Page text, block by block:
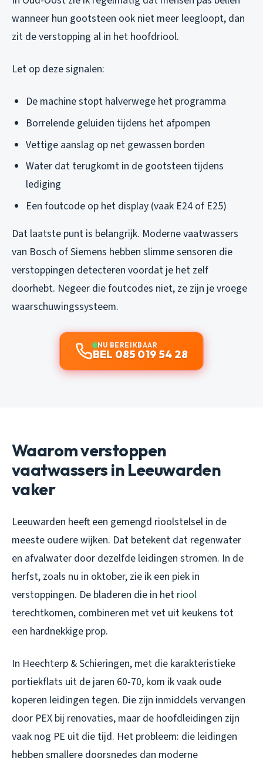
wanneer hun gootsteen ook niet meer leegloopt, dan
zit de verstopping al in het hoofdriool.
Let op deze signalen:
De machine stopt halverwege het programma
Borrelende geluiden tijdens het afpompen
Vettige aanslag op net gewassen borden
Water dat terugkomt in de gootsteen tijdens
lediging
Een foutcode op het display (vaak E24 of E25)
Dat laatste punt is belangrijk. Moderne vaatwassers
van Bosch of Siemens hebben slimme sensoren die
verstoppingen detecteren voordat je het zelf
doorhebt. Negeer die foutcodes niet, ze zijn je vroege
waarschuwingssysteem.
NU BEREIKBAAR
BEL 085 019 54 28
Waarom verstoppen
vaatwassers in Leeuwarden
vaker
Leeuwarden heeft een gemengd rioolstelsel in de
meeste oudere wijken. Dat betekent dat regenwater
en afvalwater door dezelfde leidingen stromen. In de
herfst, zoals nu in oktober, zie ik een piek in
verstoppingen. De bladeren die in het riool
terechtkomen, combineren met vet uit keukens tot
een hardnekkige prop.
In Heechterp & Schieringen, met die karakteristieke
portiekflats uit de jaren 60-70, kom ik vaak oude
koperen leidingen tegen. Die zijn inmiddels vervangen
door PEX bij renovaties, maar de hoofdleidingen zijn
vaak nog PE uit die tijd. Het probleem: die leidingen
hebben smallere doorsnedes dan moderne